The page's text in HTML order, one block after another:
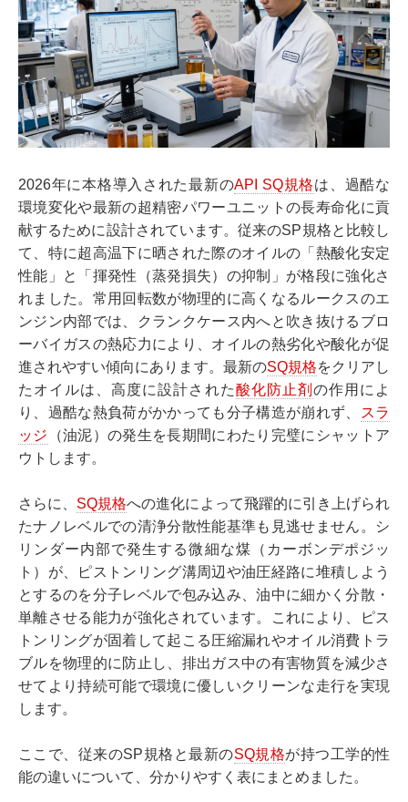
2026年に本格導入された最新のAPI SQ規格は、過酷な
環境変化や最新の超精密パワーユニットの長寿命化に貢
献するために設計されています。従来のSP規格と比較し
て、特に超高温下に晒された際のオイルの「熱酸化安定
性能」と「揮発性（蒸発損失）の抑制」が格段に強化さ
れました。常用回転数が物理的に高くなるルークスのエ
ンジン内部では、クランクケース内へと吹き抜けるブロ
ーバイガスの熱応力により、オイルの熱劣化や酸化が促
進されやすい傾向にあります。最新のSQ規格をクリアし
たオイルは、高度に設計された酸化防止剤 の作用によ
り、過酷な熱負荷がかかっても分子構造が崩れず、
スラ
ッジ （油泥）の発生を長期間にわたり完璧にシャットア
ウトします。
さらに、 SQ規格への進化によって飛躍的に引き上げられ
たナノレベルでの清浄分散性能基準も見逃せません。シ
リンダー内部で発生する微細な煤（カーボンデポジッ
ト）が、ピストンリング溝周辺や油圧経路に堆積しよう
とするのを分子レベルで包み込み、油中に細かく分散・
単離させる能力が強化されています。これにより、ピス
トンリングが固着して起こる圧縮漏れやオイル消費トラ
ブルを物理的に防止し、排出ガス中の有害物質を減少さ
せてより持続可能で環境に優しいクリーンな走行を実現
します。
ここで、従来のSP規格と最新のSQ規格が持つ工学的性
能の違いについて、分かりやすく表にまとめました。